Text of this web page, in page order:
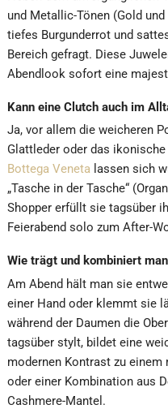
und Metallic-Tönen (Gold
tiefes Burgunderrot und
Bereich gefragt. Diese
Abendlook sofort eine
Kann eine Clutch auch im
Ja, vor allem die weicheren
Glattleder oder das
Bottega Veneta lassen sich
„Tasche in der Tasche“
Shopper erfüllt sie tagsüber
Feierabend solo zum After-
Wie trägt und kombiniert
Am Abend hält man sie
einer Hand oder klemmt sie
während der Daumen die
tagsüber stylt, bildet eine
modernen Kontrast zu einem
oder einer Kombination aus
Cashmere-Mantel.